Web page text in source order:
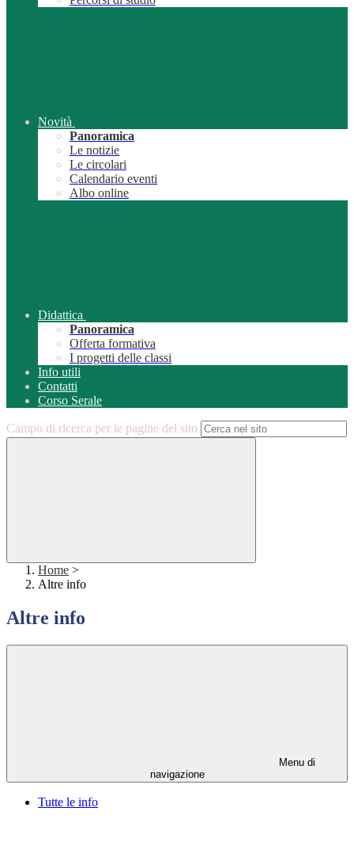
Novità
Panoramica
Le notizie
Le circolari
Calendario eventi
Albo online
Didattica
Panoramica
Offerta formativa
I progetti delle classi
Info utili
Contatti
Corso Serale
Campo di ricerca per le pagine del sito
Home >
Altre info
Altre info
Menu di
navigazione
Tutte le info